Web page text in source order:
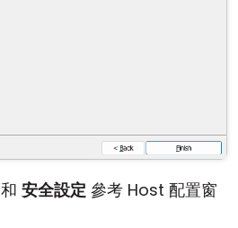
和安全設定 參考 Host 配置窗